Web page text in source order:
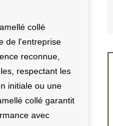
collé
de l'entreprise
reconnue,
respectant les
initiale ou une
collé garantit
avec